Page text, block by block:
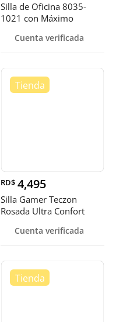
Silla de Oficina 8035-
1021 con Máximo
Cuenta verificada
RD$ 4,495
Silla Gamer Teczon
Rosada Ultra Confort
Cuenta verificada